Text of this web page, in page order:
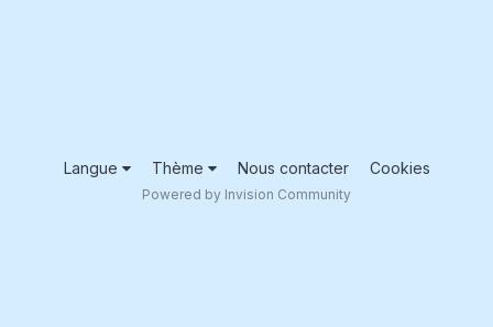
Langue Thème Nous contacter Cookies
Powered by Invision Community